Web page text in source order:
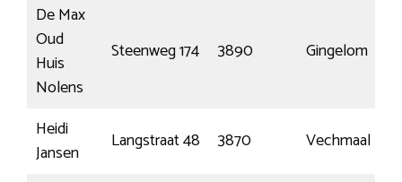
De Max
Oud
Huis
Nolens
Steenweg 174 3890 Gingelom
Heidi
Jansen
Langstraat 48 3870
Vechmaal